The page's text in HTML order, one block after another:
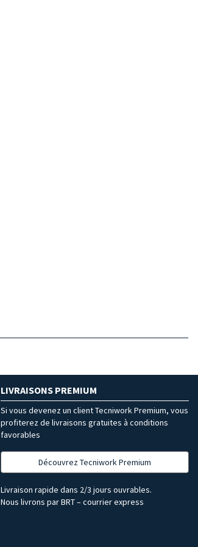
LIVRAISONS PREMIUM
Si vous devenez un client Tecniwork Premium, vous
profiterez de livraisons gratuites à conditions
favorables
Découvrez Tecniwork Premium
Livraison rapide dans 2/3 jours ouvrables.
Nous livrons par BRT – courrier express